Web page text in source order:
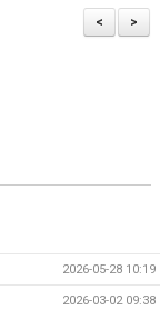
>
<
2026-05-28 10:19
2026-03-02 09:38